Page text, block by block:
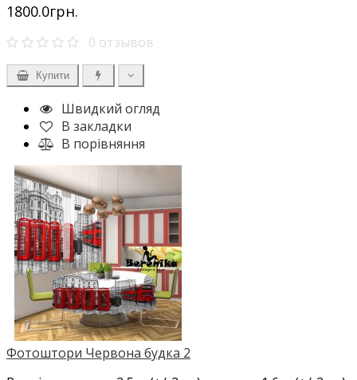
1800.0грн.
0 отзывов
Купити
Швидкий огляд
В закладки
В порівняння
Фотоштори Червона будка 2